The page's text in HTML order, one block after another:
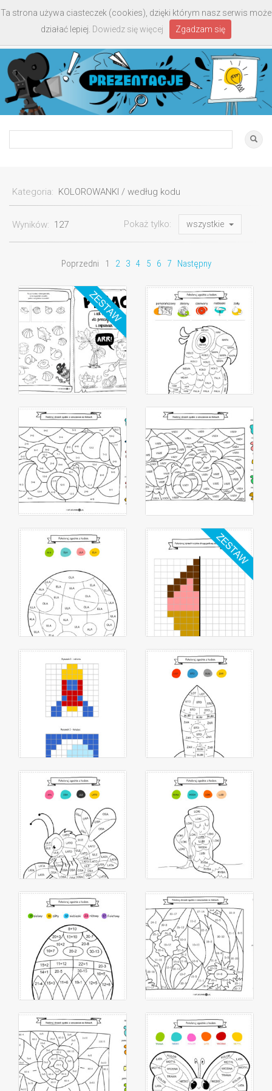
Kategoria: KOLOROWANKI / według kodu
Wyników: 127 Pokaż tylko: wszystkie
Poprzedni 1 2 3 4 5 6 7 Następny
Ta strona używa ciasteczek (cookies), dzięki którym nasz serwis może
działać lepiej. Dowiedz się więcej Zgadzam się